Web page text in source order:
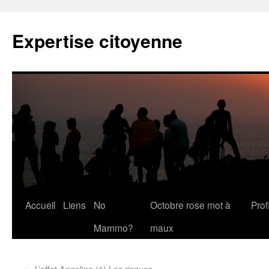
Expertise citoyenne
Accueil Liens
No
Mammo?
Octobre rose mot à
maux